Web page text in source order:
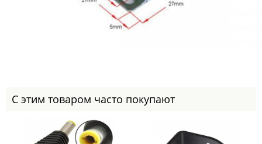
С этим товаром часто покупают